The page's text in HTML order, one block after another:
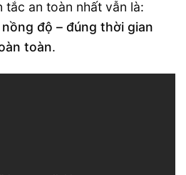
tắc an toàn nhất vẫn là:
độ – đúng thời gian
toàn.